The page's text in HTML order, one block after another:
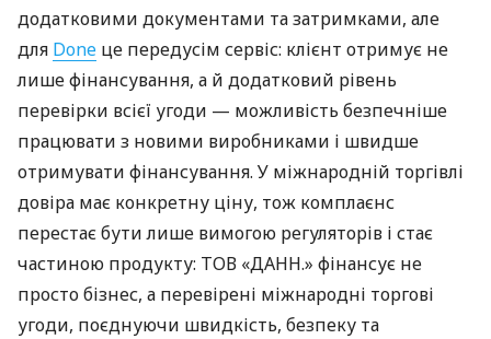
додатковими документами та затримками, але
для Done це передусім сервіс: клієнт отримує не
лише фінансування, а й додатковий рівень
перевірки всієї угоди — можливість безпечніше
працювати з новими виробниками і швидше
отримувати фінансування. У міжнародній торгівлі
довіра має конкретну ціну, тож комплаєнс
перестає бути лише вимогою регуляторів і стає
частиною продукту: ТОВ «ДАНН.» фінансує не
просто бізнес, а перевірені міжнародні торгові
угоди, поєднуючи швидкість, безпеку та